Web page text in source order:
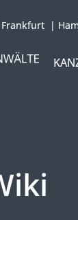
Frankfurt |